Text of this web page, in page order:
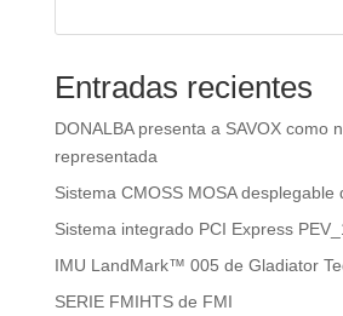
Entradas recientes
DONALBA presenta a SAVOX como
representada
Sistema CMOSS MOSA desplegable
Sistema integrado PCI Express
IMU LandMark™ 005 de Gladiator
SERIE FMIHTS de FMI